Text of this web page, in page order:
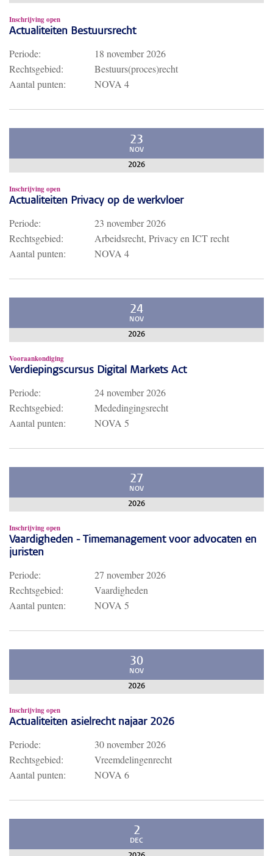
Inschrijving open
Actualiteiten Bestuursrecht
Periode:
18 november 2026
Rechtsgebied:
Bestuurs(proces)recht
Aantal punten:
NOVA 4
23
NOV
2026
Inschrijving open
Actualiteiten Privacy op de werkvloer
Periode:
23 november 2026
Rechtsgebied:
Arbeidsrecht, Privacy en ICT recht
Aantal punten:
NOVA 4
24
NOV
2026
Vooraankondiging
Verdiepingscursus Digital Markets Act
Periode:
24 november 2026
Rechtsgebied:
Mededingingsrecht
Aantal punten:
NOVA 5
27
NOV
2026
Inschrijving open
Vaardigheden - Timemanagement voor advocaten en
juristen
Periode:
27 november 2026
Rechtsgebied:
Vaardigheden
Aantal punten:
NOVA 5
30
NOV
2026
Inschrijving open
Actualiteiten asielrecht najaar 2026
Periode:
30 november 2026
Rechtsgebied:
Vreemdelingenrecht
Aantal punten:
NOVA 6
2
DEC